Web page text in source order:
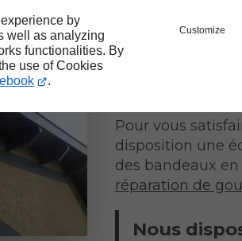
by
well as analyzing
functionalities. By
use of Cookies
.
Customize
Nous confier la
la qualité. Nous
exigences. De
nécessaires
Pour vous
disposition une
des bandeaux en
réparation de
Nous